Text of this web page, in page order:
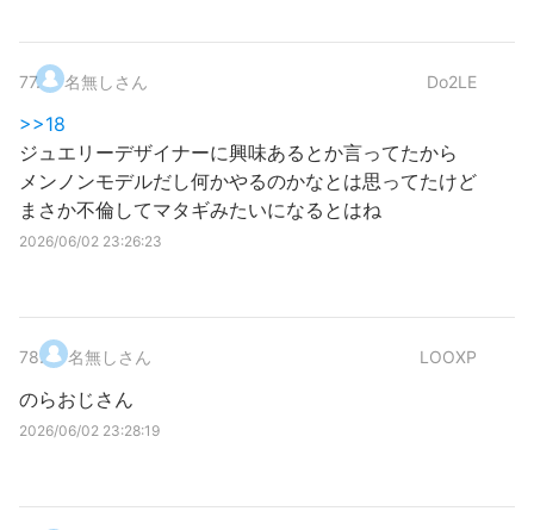
77. 名無しさん Do2LE
>>18
ジュエリーデザイナーに興味あるとか言ってたから
メンノンモデルだし何かやるのかなとは思ってたけど
まさか不倫してマタギみたいになるとはね
2026/06/02 23:26:23
78. 名無しさん LOOXP
のらおじさん
2026/06/02 23:28:19